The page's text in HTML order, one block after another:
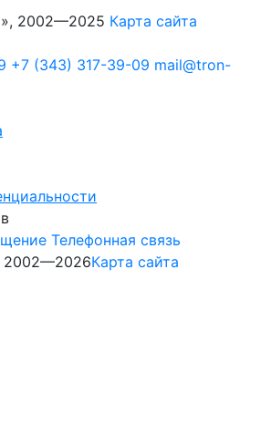
2002—2025 Карта сайта
+7 (343) 317-39-09 mail@tron-
Телефонная связь
Карта сайта